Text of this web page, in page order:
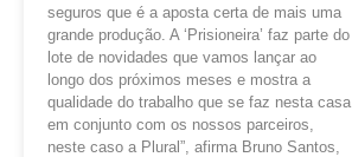
seguros que é a aposta certa de mais uma
grande produção. A ‘Prisioneira’ faz parte do
lote de novidades que vamos lançar ao
longo dos próximos meses e mostra a
qualidade do trabalho que se faz nesta casa
em conjunto com os nossos parceiros,
neste caso a Plural”, afirma Bruno Santos,